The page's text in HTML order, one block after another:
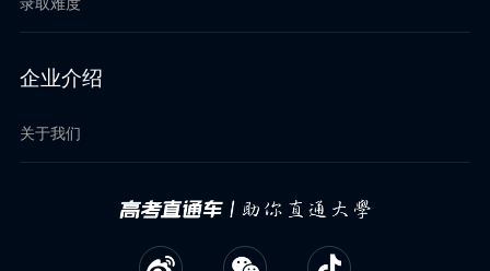
录取难度
企业介绍
关于我们